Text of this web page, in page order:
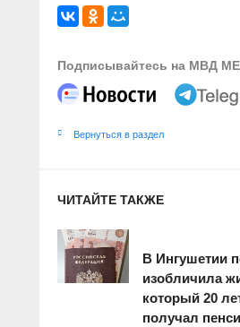
Подписывайтесь на МВД
Вернуться в раздел
ЧИТАЙТЕ ТАКЖЕ
В Ингушетии
изобличила
который 20
получал